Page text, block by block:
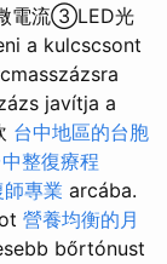
電流③LED光
a kulcscsont
javítja a
台中地區的台胞
整復療程
專業 arcába.
營養均衡的月
bőrtónust